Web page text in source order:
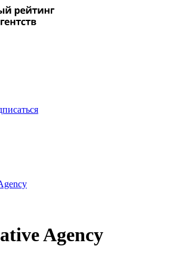
Agency